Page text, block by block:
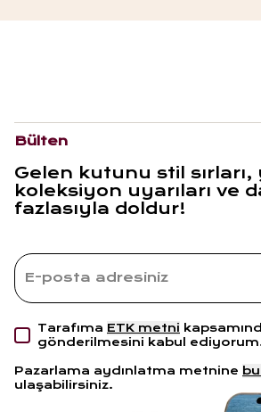
Bülten
Gelen kutunu stil sırları,
koleksiyon uyarıları ve
fazlasıyla doldur!
Tarafıma ETK metni
gönderilmesini kabul
Pazarlama aydınlatma metnine
ulaşabilirsiniz.